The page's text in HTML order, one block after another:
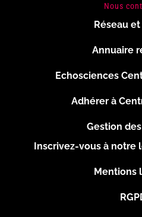
Nous
page
Réseau
Annuaire
Echosciences
Adhérer à
Gestion
Inscrivez-vous à notre
Mentions